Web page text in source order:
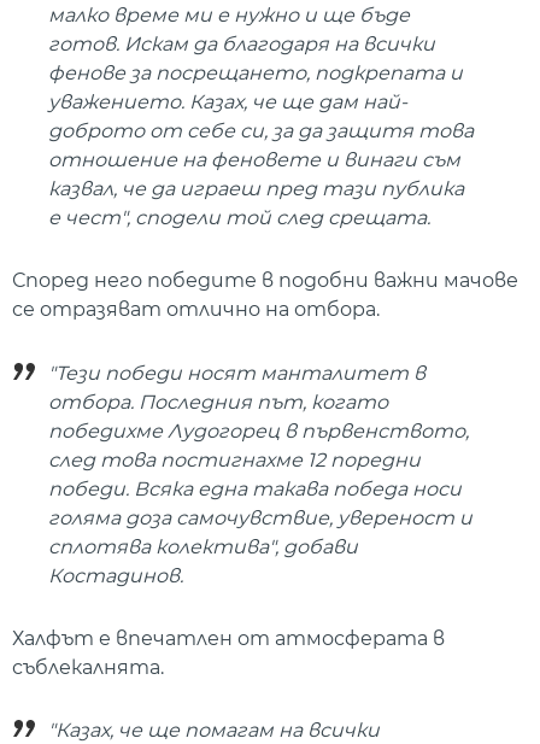
малко време ми е нужно и ще бъде
готов. Искам да благодаря на всички
фенове за посрещането, подкрепата и
уважението. Казах, че ще дам най-
доброто от себе си, за да защитя това
отношение на феновете и винаги съм
казвал, че да играеш пред тази публика
е чест", сподели той след срещата.
Според него победите в подобни важни мачове
се отразяват отлично на отбора.
"Тези победи носят манталитет в
отбора. Последния път, когато
победихме Лудогорец в първенството,
след това постигнахме 12 поредни
победи. Всяка една такава победа носи
голяма доза самочувствие, увереност и
сплотява колектива", добави
Костадинов.
Халфът е впечатлен от атмосферата в
съблекалнята.
"Казах, че ще помагам на всички